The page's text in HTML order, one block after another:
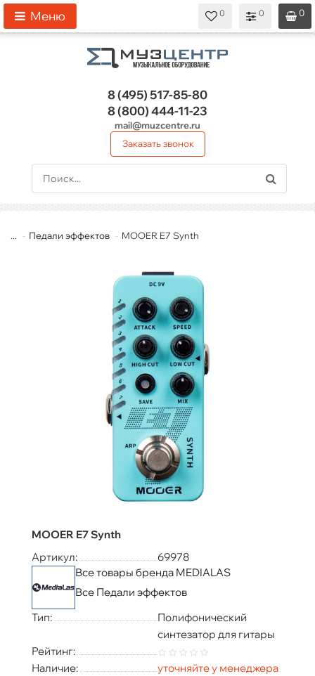
0
0
0
Меню
8 (495)517-85-80
8 (800)444-11-23
mail@muzcentre.ru
Заказать звонок
... Педали эффектов MOOER E7 Synth
MOOER E7 Synth
Артикул:
69978
Все товары бренда MEDIALAS
Все Педали эффектов
Тип:
Полифонический
синтезатор для гитары
Рейтинг:
Наличие:
уточняйте у менеджера